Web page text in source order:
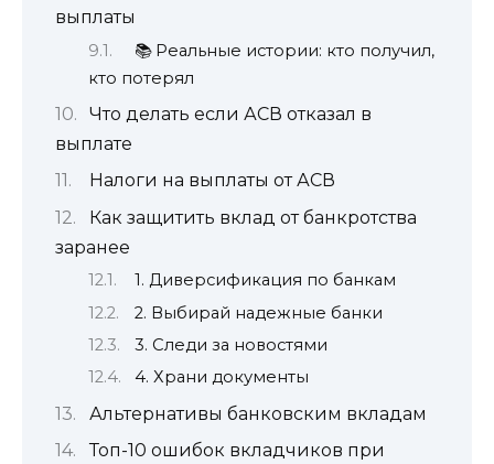
выплаты
📚 Реальные истории: кто получил,
кто потерял
Что делать если АСВ отказал в
выплате
Налоги на выплаты от АСВ
Как защитить вклад от банкротства
заранее
1. Диверсификация по банкам
2. Выбирай надежные банки
3. Следи за новостями
4. Храни документы
Альтернативы банковским вкладам
Топ-10 ошибок вкладчиков при